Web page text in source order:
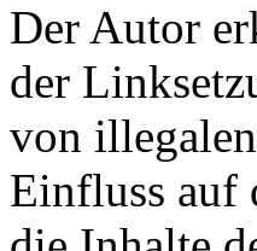
Der Autor
der
von
Einfluss auf